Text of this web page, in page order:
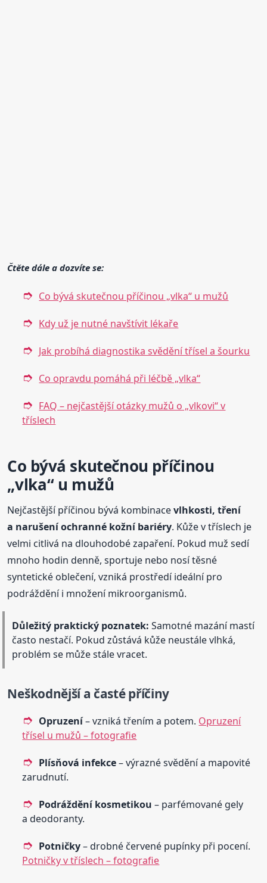
Čtěte dále a dozvíte se:
Co bývá skutečnou příčinou „vlka“ u mužů
Kdy už je nutné navštívit lékaře
Jak probíhá diagnostika svědění třísel a šourku
Co opravdu pomáhá při léčbě „vlka“
FAQ – nejčastější otázky mužů o „vlkovi“ v
tříslech
Co bývá skutečnou příčinou
„vlka“ u mužů
Nejčastější příčinou bývá kombinacevlhkosti, tření
a narušení ochranné kožní bariéry. Kůže v tříslech je
velmi citlivá na dlouhodobé zapaření. Pokud muž sedí
mnoho hodin denně, sportuje nebo nosí těsné
syntetické oblečení, vzniká prostředí ideální pro
podráždění i množení mikroorganismů.
Důležitý praktický poznatek: Samotné mazání mastí
často nestačí. Pokud zůstává kůže neustále vlhká,
problém se může stále vracet.
Neškodnější a časté příčiny
Opruzení– vzniká třením a potem. Opruzení
třísel u mužů – fotografie
Plísňová infekce– výrazné svědění a mapovité
zarudnutí.
Podráždění kosmetikou – parfémované gely
a deodoranty.
Potničky– drobné červené pupínky při pocení.
Potničky v tříslech – fotografie